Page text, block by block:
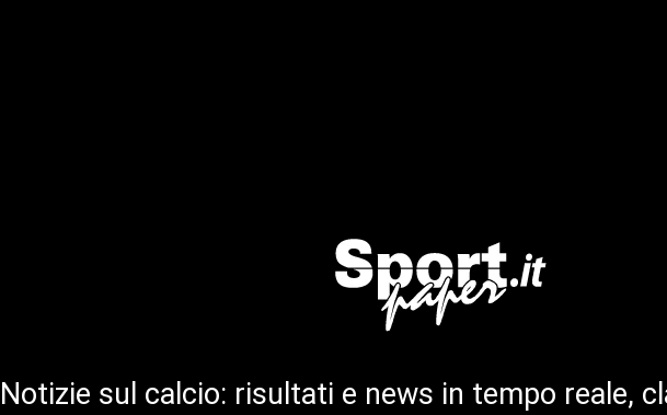
Notizie sul calcio: risultati e news in tempo reale,